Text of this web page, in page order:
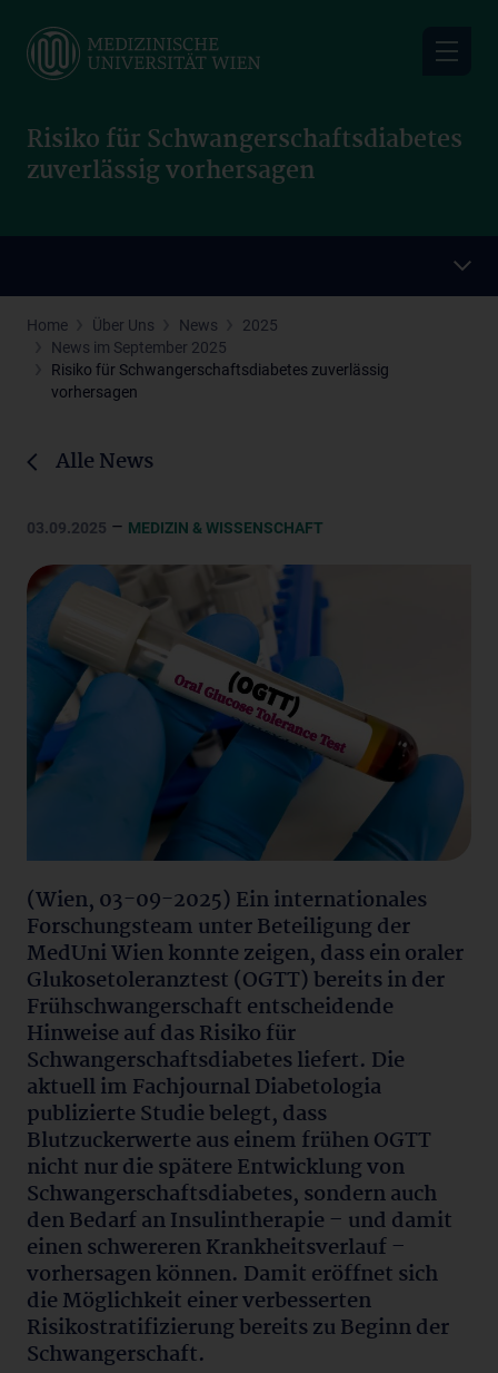
main
Risiko für Schwangerschaftsdiabetes
zuverlässig vorhersagen
Home Über Uns News
2025
News im September 2025
Risiko für Schwangerschaftsdiabetes zuverlässig
vorhersagen
Alle News
03.09.2025 – MEDIZIN & WISSENSCHAFT
(Wien, 03-09-2025) Ein internationales
Forschungsteam unter Beteiligung der
MedUni Wien konnte zeigen, dass ein oraler
Glukosetoleranztest (OGTT) bereits in der
Frühschwangerschaft entscheidende
Hinweise auf das Risiko für
Schwangerschaftsdiabetes liefert. Die
aktuell im Fachjournal Diabetologia
publizierte Studie belegt, dass
Blutzuckerwerte aus einem frühen OGTT
nicht nur die spätere Entwicklung von
Schwangerschaftsdiabetes, sondern auch
den Bedarf an Insulintherapie – und damit
einen schwereren Krankheitsverlauf –
vorhersagen können. Damit eröffnet sich
die Möglichkeit einer verbesserten
Risikostratifizierung bereits zu Beginn der
Schwangerschaft.